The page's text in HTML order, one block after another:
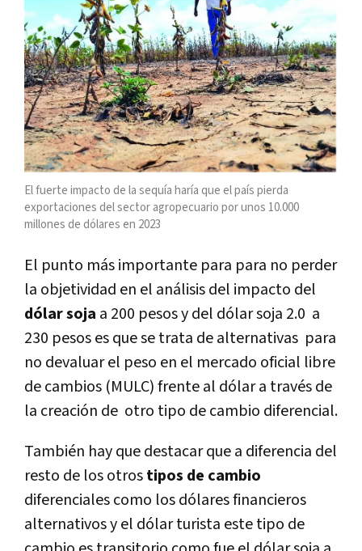
El fuerte impacto de la sequía haría que el país pierda
exportaciones del sector agropecuario por unos 10.000
millones de dólares en 2023
El punto más importante para para no perder
la objetividad en el análisis del impacto del
dólar soja a 200 pesos y del dólar soja 2.0 a
230 pesos es que se trata de alternativas para
no devaluar el peso en el mercado oficial libre
de cambios (MULC) frente al dólar a través de
la creación de otro tipo de cambio diferencial.
También hay que destacar que a diferencia del
resto de los otrostipos de cambio
diferenciales como los dólares financieros
alternativos y el dólar turista este tipo de